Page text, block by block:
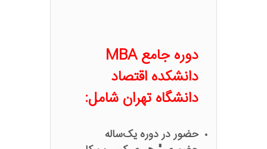
دوره جامع MBA
دانشکده اقتصاد
دانشگاه تهران شامل:
حضور در دوره یک‌ساله